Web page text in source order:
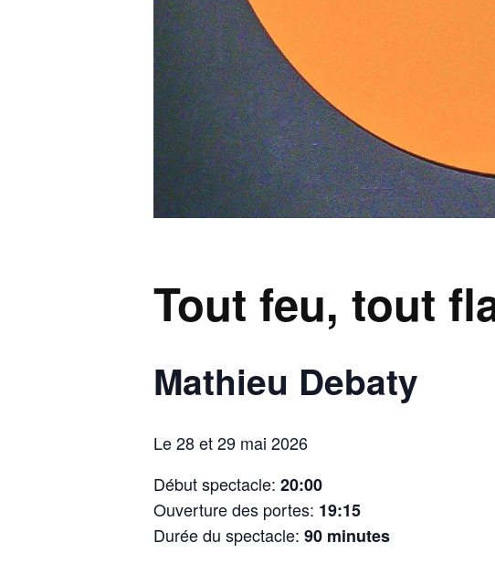
Tout feu, tout
Mathieu Debaty
Le 28 et 29 mai 2026
Début spectacle: 20:00
Ouverture des portes: 19:15
Durée du spectacle: 90 minutes